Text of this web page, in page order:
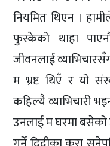
नियमित थिएन ।
फुस्केको थाहा
जीवनलाई
म भ्रष्ट थिएँ र यो
कहिल्यै व्याभिचारी
उनलाई म घरमा बसेको